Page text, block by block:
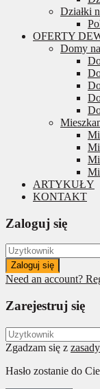
Działki
OFERTY
Domy
ARTYKUŁY
KONTAKT
Zaloguj się
Zaloguj się
Need an account?
Zarejestruj się
Zgadzam się z
Hasło zostanie do